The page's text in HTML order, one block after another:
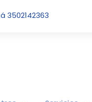
3502142363